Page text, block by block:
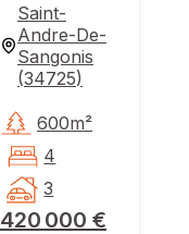
WhatsApp
Saint-
Andre-De-
Sangonis
(34725)
420 000 €
600m²
4
3